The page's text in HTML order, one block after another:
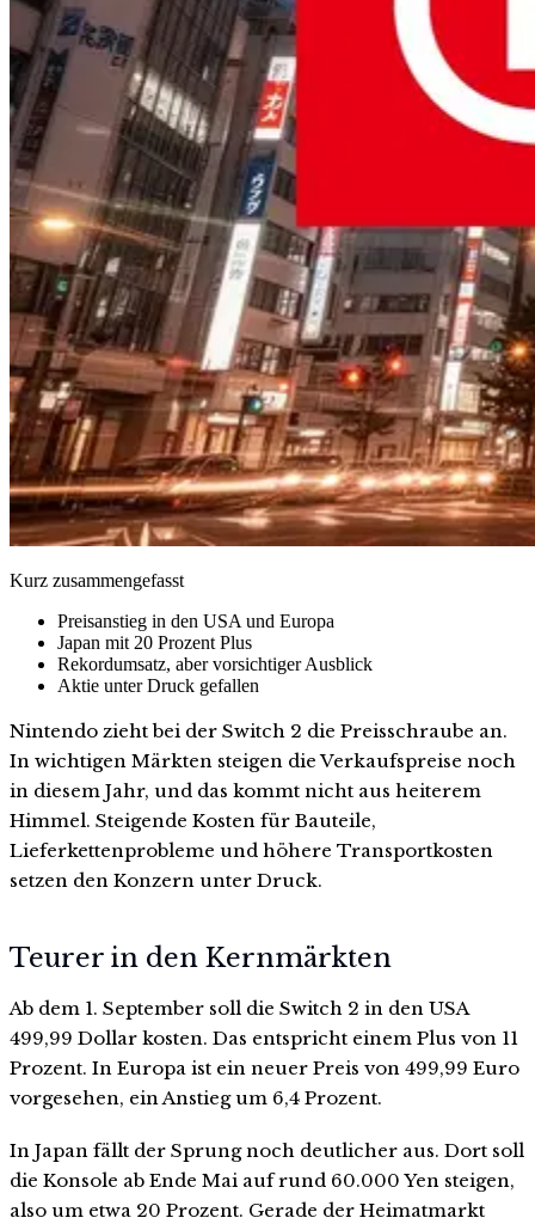
Kurz zusammengefasst
Preisanstieg in den USA und Europa
Japan mit 20 Prozent Plus
Rekordumsatz, aber vorsichtiger Ausblick
Aktie unter Druck gefallen
Nintendo zieht bei der Switch 2 die Preisschraube an.
In wichtigen Märkten steigen die Verkaufspreise noch
in diesem Jahr, und das kommt nicht aus heiterem
Himmel. Steigende Kosten für Bauteile,
Lieferkettenprobleme und höhere Transportkosten
setzen den Konzern unter Druck.
Teurer in den Kernmärkten
Ab dem 1. September soll die Switch 2 in den USA
499,99 Dollar kosten. Das entspricht einem Plus von 11
Prozent. In Europa ist ein neuer Preis von 499,99 Euro
vorgesehen, ein Anstieg um 6,4 Prozent.
In Japan fällt der Sprung noch deutlicher aus. Dort soll
die Konsole ab Ende Mai auf rund 60.000 Yen steigen,
also um etwa 20 Prozent. Gerade der Heimatmarkt